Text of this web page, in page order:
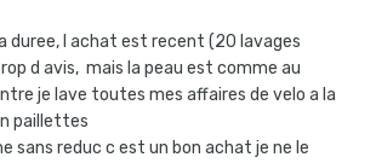
duree, l achat est recent (20 lavages
d avis, mais la peau est comme au
je lave toutes mes affaires de velo a la
paillettes
sans reduc c est un bon achat je ne le